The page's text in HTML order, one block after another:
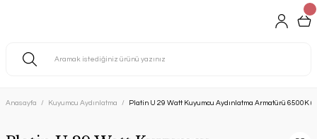
Anasayfa Kuyumcu Aydınlatma Platin U 29 Watt Kuyumcu Aydınlatma Armatürü 6500K (